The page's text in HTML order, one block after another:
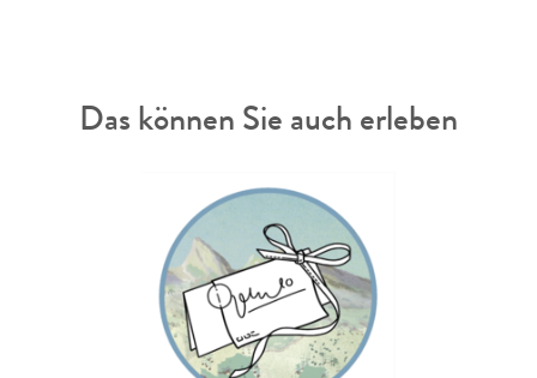
Das können Sie auch erleben